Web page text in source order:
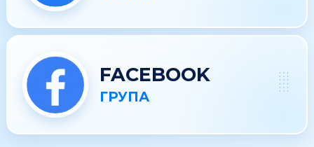
FACEBOOK
ГРУПА